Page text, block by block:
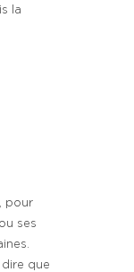
la
pour
ses
dire que